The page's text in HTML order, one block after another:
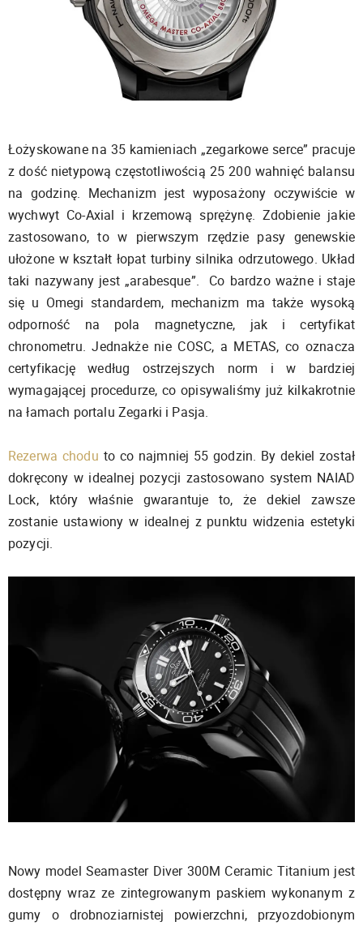
Łożyskowane na 35 kamieniach „zegarkowe serce” pracuje
z dość nietypową częstotliwością 25 200 wahnięć balansu
na godzinę. Mechanizm jest wyposażony oczywiście w
wychwyt Co-Axial i krzemową sprężynę. Zdobienie jakie
zastosowano, to w pierwszym rzędzie pasy genewskie
ułożone w kształt łopat turbiny silnika odrzutowego. Układ
taki nazywany jest „arabesque”. Co bardzo ważne i staje
się u Omegi standardem, mechanizm ma także wysoką
odporność na pola magnetyczne, jak i certyfikat
chronometru. Jednakże nie COSC, a METAS, co oznacza
certyfikację według ostrzejszych norm i w bardziej
wymagającej procedurze, co opisywaliśmy już kilkakrotnie
na łamach portalu Zegarki i Pasja.
Rezerwa chodu to co najmniej 55 godzin. By dekiel został
dokręcony w idealnej pozycji zastosowano system NAIAD
Lock, który właśnie gwarantuje to, że dekiel zawsze
zostanie ustawiony w idealnej z punktu widzenia estetyki
pozycji.
Nowy model Seamaster Diver 300M Ceramic Titanium jest
dostępny wraz ze zintegrowanym paskiem wykonanym z
gumy o drobnoziarnistej powierzchni, przyozdobionym